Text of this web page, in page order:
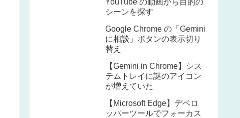
シーンを探す
Google Chrome の「Gemini
に相談」ボタンの表示切り
替え
【Gemini in Chrome】シス
テムトレイに謎のアイコン
が増えていた
【Microsoft Edge】デベロ
ッパーツールでフォーカス